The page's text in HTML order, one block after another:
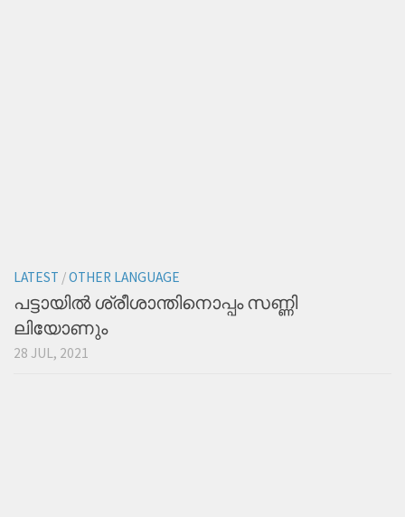
LATEST /OTHER LANGUAGE
പട്ടായിൽ ശ്രീശാന്തിനൊപ്പം സണ്ണി
ലിയോണും
28 JUL, 2021